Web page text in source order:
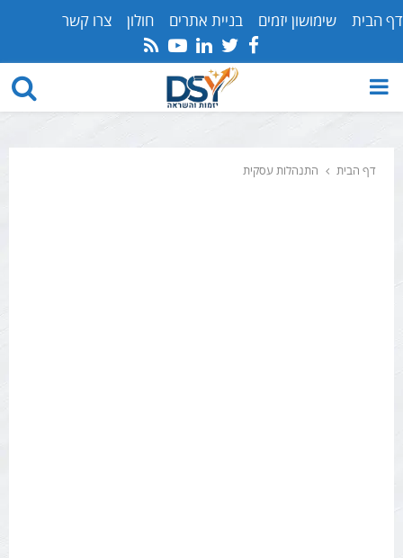
דף הבית שימושון יזמים בניית אתרים חולון צרו קשר
Facebook
Twitter
Linkedin
Youtube
Rss
PRIMARY
דף הבית התנהלות עסקית